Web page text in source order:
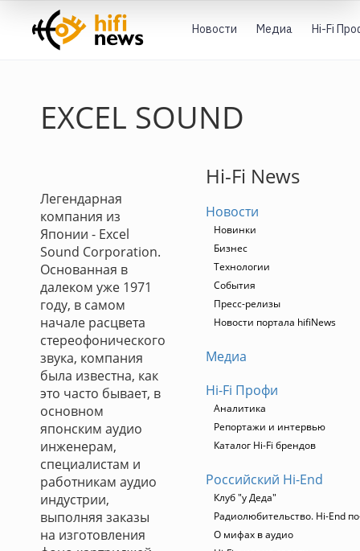
Новости Медиа Hi-Fi
EXCEL SOUND
Легендарная
компания из
Японии - Excel
Sound Corporation.
Основанная в
далеком уже 1971
году, в самом
начале расцвета
стереофонического
звука, компания
была известна, как
это часто бывает, в
основном
японским аудио
инженерам,
специалистам и
работникам аудио
индустрии,
выполняя заказы
на изготовления
Hi-Fi News
Новости
Новинки
Бизнес
Технологии
События
Пресс-релизы
Новости портала hifiNews
Медиа
Hi-Fi Профи
Аналитика
Репортажи и интервью
Каталог Hi-Fi брендов
Российский Hi-End
Клуб "у Деда"
Радиолюбительство. Hi-End
О мифах в аудио